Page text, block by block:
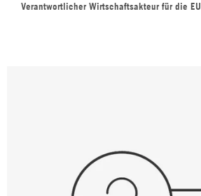
Verantwortlicher Wirtschaftsakteur für die EU